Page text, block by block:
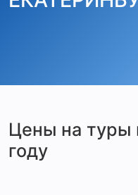
Цены на туры
году